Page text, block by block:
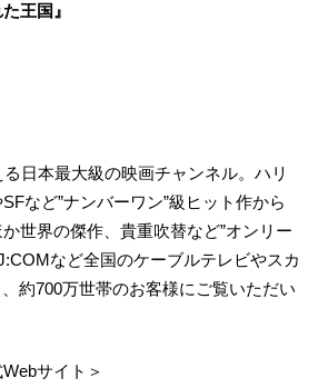
王国』
日本最大級の映画チャンネル。ハリ
など”ナンバーワン”級ヒット作から
世界の傑作、貴重吹替など”オンリー
など全国のケーブルテレビやスカ
約700万世帯のお客様にご覧いただい
サイト＞